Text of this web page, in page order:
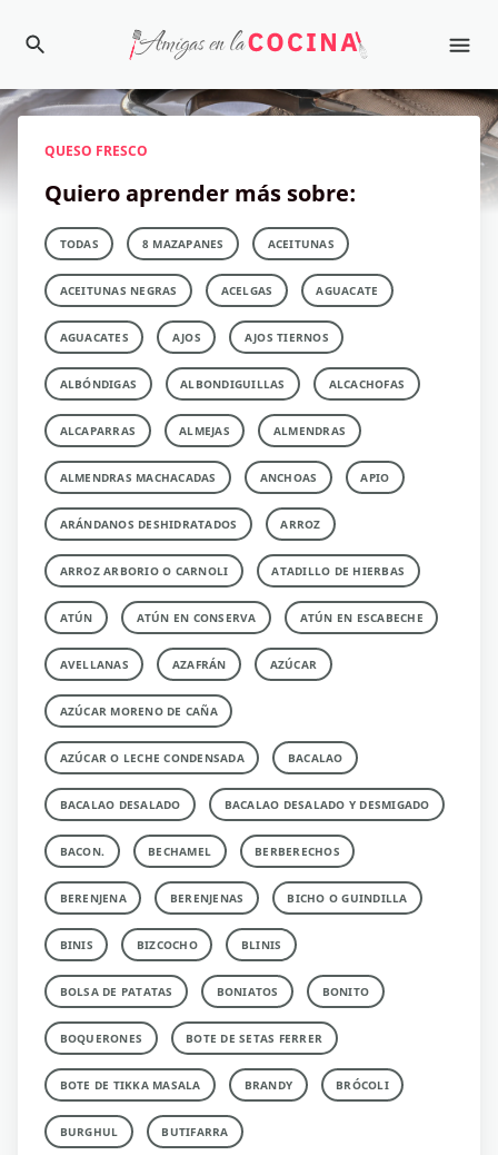
QUESO FRESCO
Quiero aprender más sobre:
TODAS 8 MAZAPANES ACEITUNAS
ACEITUNAS NEGRAS ACELGAS AGUACATE
AGUACATES AJOS AJOS TIERNOS
ALBÓNDIGAS ALBONDIGUILLAS ALCACHOFAS
ALCAPARRAS ALMEJAS ALMENDRAS
ALMENDRAS MACHACADAS ANCHOAS APIO
ARÁNDANOS DESHIDRATADOS ARROZ
ARROZ ARBORIO O CARNOLI ATADILLO DE HIERBAS
ATÚN ATÚN EN CONSERVA ATÚN EN ESCABECHE
AVELLANAS AZAFRÁN AZÚCAR
AZÚCAR MORENO DE CAÑA
AZÚCAR O LECHE CONDENSADA BACALAO
BACALAO DESALADO BACALAO DESALADO Y DESMIGADO
BACON. BECHAMEL BERBERECHOS
BERENJENA BERENJENAS BICHO O GUINDILLA
BINIS BIZCOCHO BLINIS
BOLSA DE PATATAS BONIATOS BONITO
BOQUERONES BOTE DE SETAS FERRER
BOTE DE TIKKA MASALA BRANDY BRÓCOLI
BURGHUL BUTIFARRA